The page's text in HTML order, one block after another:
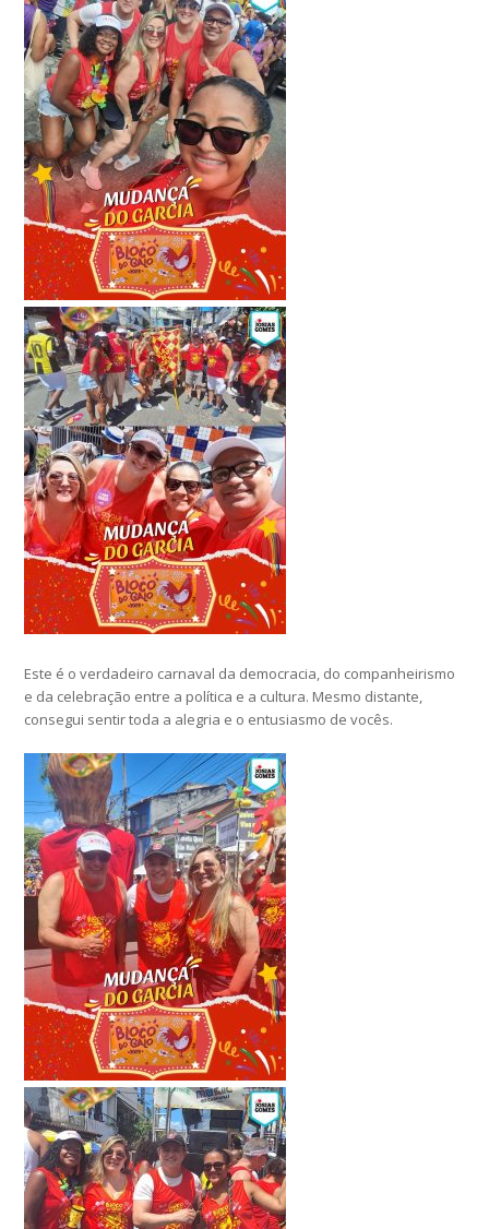
Este é o verdadeiro carnaval da democracia, do companheirismo
e da celebração entre a política e a cultura. Mesmo distante,
consegui sentir toda a alegria e o entusiasmo de vocês.